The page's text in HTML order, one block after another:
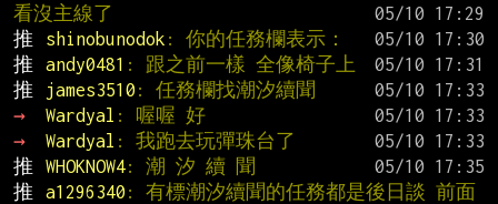
看沒主線了
推
shinobunodok : 你的任務欄表示：
推
andy0481 : 跟之前一樣 全像椅子上
推
james3510 : 任務欄找潮汐續聞
→
Wardyal : 喔喔 好
→
Wardyal : 我跑去玩彈珠台了
推
WHOKNOW4: 潮 汐 續 聞
推
a1296340 : 有標潮汐續聞的任務都是後日談 前面